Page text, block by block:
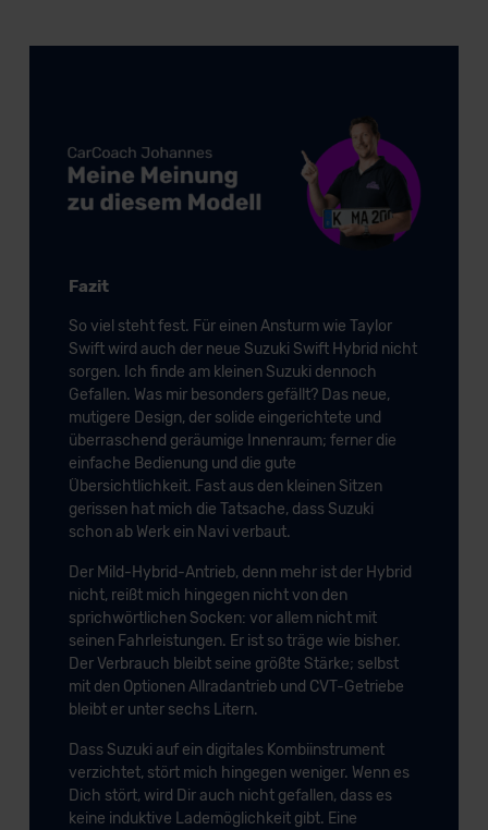
Grundlage eines Angemessenheitsbeschlusses der EU-
DSGVO) oder wenn Sie hierzu Ihre Einwilligung freiwillig
erteilen. Nähere Informationen zu den bestehenden
Datenschutzklauseln können Sie über den Kontakt zu
unserem Datenschutzbeauftragten unter
Datenschutzerklärung
Fazit
So viel steht fest. Für einen Ansturm wie Taylor
Swift wird auch der neue Suzuki Swift Hybrid nicht
sorgen. Ich finde am kleinen Suzuki dennoch
Gefallen. Was mir besonders gefällt? Das neue,
mutigere Design, der solide eingerichtete und
überraschend geräumige Innenraum; ferner die
einfache Bedienung und die gute
Übersichtlichkeit. Fast aus den kleinen Sitzen
gerissen hat mich die Tatsache, dass Suzuki
schon ab Werk ein Navi verbaut.
Der Mild-Hybrid-Antrieb, denn mehr ist der Hybrid
nicht, reißt mich hingegen nicht von den
sprichwörtlichen Socken: vor allem nicht mit
seinen Fahrleistungen. Er ist so träge wie bisher.
Der Verbrauch bleibt seine größte Stärke; selbst
mit den Optionen Allradantrieb und CVT-Getriebe
bleibt er unter sechs Litern.
Dass Suzuki auf ein digitales Kombiinstrument
verzichtet, stört mich hingegen weniger. Wenn es
Dich stört, wird Dir auch nicht gefallen, dass es
keine induktive Lademöglichkeit gibt. Eine